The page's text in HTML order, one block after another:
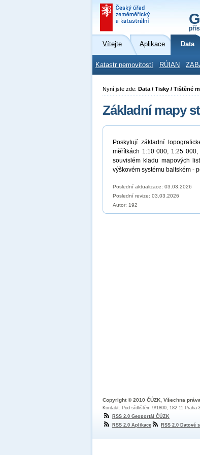
Vítejte Aplikace Data
Katastr nemovitostí RÚIAN
Nyní jste zde: Data / Tisky / Tištěné
Základní mapy
Poskytují základní
měřítkách 1:10 000, 1:25
souvislém kladu mapových
výškovém systému baltském -
Poslední aktualizace: 03.03.2026
Poslední revize: 03.03.2026
Autor: 192
Copyright © 2010 ČÚZK, Všechna
Kontakt: Pod sídlištěm 9/1800, 182 11 Praha
RSS 2.0 Geoportál ČÚZK
RSS 2.0 Aplikace
RSS 2.0 Datové